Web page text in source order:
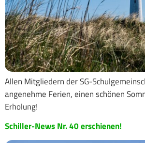
Allen Mitgliedern der SG-
angenehme Ferien, einen schönen
Erholung!
Schiller-News Nr. 40 erschienen!